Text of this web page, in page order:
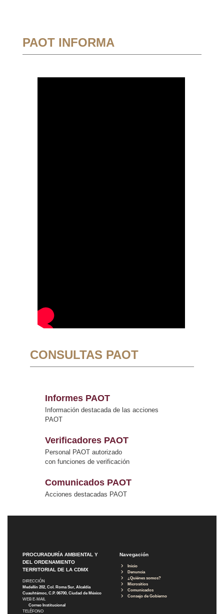
PAOT INFORMA
CONSULTAS PAOT
Informes PAOT
Información destacada de las acciones
PAOT
Verificadores PAOT
Personal PAOT autorizado
con funciones de verificación
Comunicados PAOT
Acciones destacadas PAOT
PROCURADURÍA AMBIENTAL Y
DEL ORDENAMIENTO
TERRITORIAL DE LA CDMX
DIRECCIÓN
Medellín 202, Col. Roma Sur, Alcaldía
Cuauhtémoc, C.P. 06700, Ciudad de México
WEB E-MAIL
Correo Institucional
TELÉFONO
Navegación
Inicio
Denuncia
¿Quiénes somos?
Micrositios
Comunicados
Consejo de Gobierno